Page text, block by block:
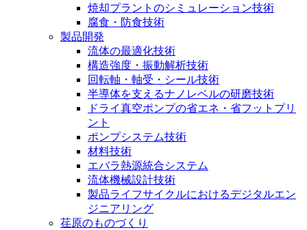
焼却プラントのシミュレーション技術
腐食・防食技術
製品開発
流体の最適化技術
構造強度・振動解析技術
回転軸・軸受・シール技術
半導体を支えるナノレベルの研磨技術
ドライ真空ポンプの省エネ・省フットプリ
ント
ポンプシステム技術
材料技術
エバラ熱源統合システム
流体機械設計技術
製品ライフサイクルにおけるデジタルエン
ジニアリング
荏原のものづくり